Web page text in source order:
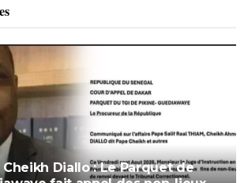
Diallo : Le Parquet de